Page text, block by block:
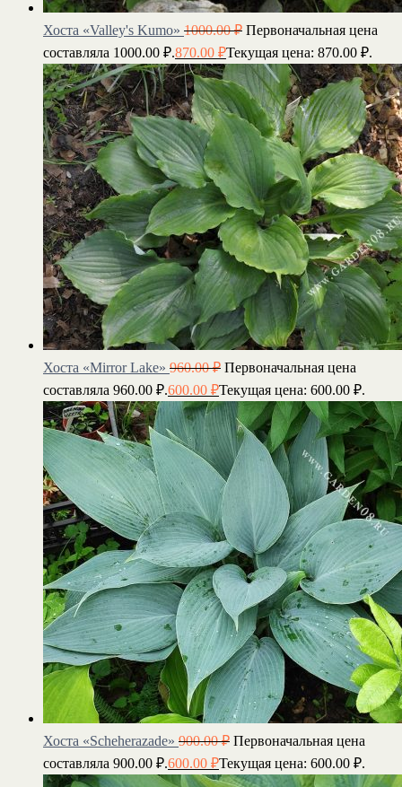
Хоста «Valley's Kumo» 1000.00₽ Первоначальная цена
составляла 1000.00 ₽.870.00 ₽Текущая цена: 870.00 ₽.
Хоста «Mirror Lake» 960.00₽ Первоначальная цена
составляла 960.00 ₽.600.00 ₽Текущая цена: 600.00 ₽.
Хоста «Scheherazade» 900.00₽ Первоначальная цена
составляла 900.00 ₽.600.00 ₽Текущая цена: 600.00 ₽.